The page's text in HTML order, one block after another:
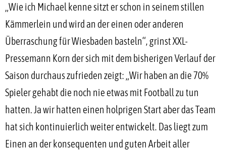
„Wie ich Michael kenne sitzt er schon in seinem stillen
Kämmerlein und wird an der einen oder anderen
Überraschung für Wiesbaden basteln“, grinst XXL-
Pressemann Korn der sich mit dem bisherigen Verlauf der
Saison durchaus zufrieden zeigt: „Wir haben an die 70%
Spieler gehabt die noch nie etwas mit Football zu tun
hatten. Ja wir hatten einen holprigen Start aber das Team
hat sich kontinuierlich weiter entwickelt. Das liegt zum
Einen an der konsequenten und guten Arbeit aller